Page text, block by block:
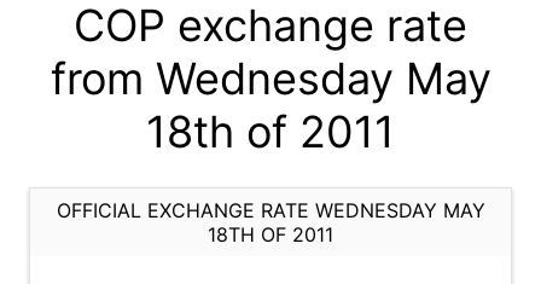
COP exchange rate
from Wednesday May
18th of 2011
OFFICIAL EXCHANGE RATE WEDNESDAY MAY
18TH OF 2011